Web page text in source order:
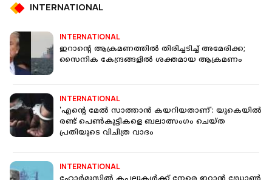
INTERNATIONAL
INTERNATIONAL
ഇറാന്റെ ആക്രമണത്തില്‍ തിരിച്ചടിച്ച് അമേരിക്ക;
സൈനിക കേന്ദ്രങ്ങളില്‍ ശക്തമായ ആക്രമണം
INTERNATIONAL
'എന്റെ മേല്‍ സാത്താന്‍ കയറിയതാണ്': യുകെയില്‍
രണ്ട് പെണ്‍കുട്ടികളെ ബലാത്സംഗം ചെയ്ത
പ്രതിയുടെ വിചിത്ര വാദം
INTERNATIONAL